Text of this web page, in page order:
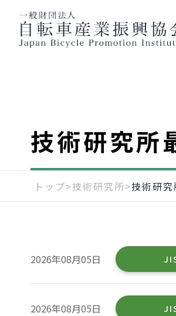
技術研究所
トップ>技術研究所>技術研
2026年08月05日
2026年08月05日